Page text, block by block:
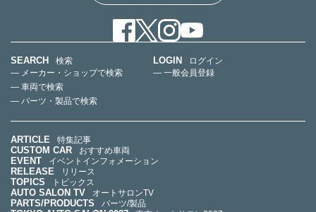
SEARCH
検索
— メーカー・ショップで検索
— 車両で検索
— パーツ・製品で検索
LOGIN
ログイン
— 一般会員登録
ARTICLE 特集記事
CUSTOM CAR おすすめ車両
EVENT イベントインフォメーション
RELEASE リリース
TOPICS トピックス
AUTO SALON TV オートサロンTV
PARTS/PRODUCTS パーツ/製品